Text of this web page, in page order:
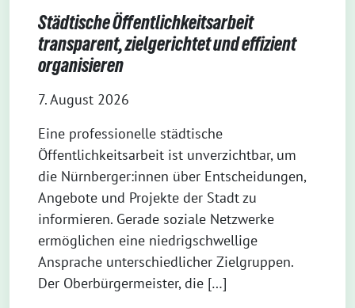
Städtische Öffentlichkeitsarbeit
transparent, zielgerichtet und effizient
organisieren
7. August 2026
Eine professionelle städtische
Öffentlichkeitsarbeit ist unverzichtbar, um
die Nürnberger:innen über Entscheidungen,
Angebote und Projekte der Stadt zu
informieren. Gerade soziale Netzwerke
ermöglichen eine niedrigschwellige
Ansprache unterschiedlicher Zielgruppen.
Der Oberbürgermeister, die […]